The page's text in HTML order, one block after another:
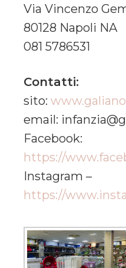
Via Vincenzo
80128 Napoli NA
081 5786531
Contatti:
sito:
email:
Facebook:
https://
Instagram –
https://